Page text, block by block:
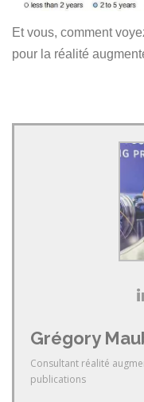
Et vous, comment
pour la réalité
Grégory
Consultant réalité
publications